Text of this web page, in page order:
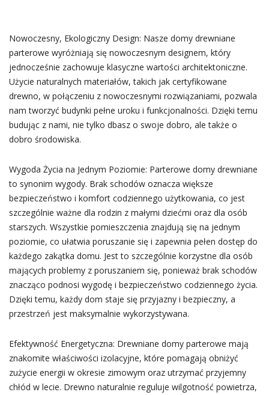
Nowoczesny, Ekologiczny Design: Nasze domy drewniane
parterowe wyróżniają się nowoczesnym designem, który
jednocześnie zachowuje klasyczne wartości architektoniczne.
Użycie naturalnych materiałów, takich jak certyfikowane
drewno, w połączeniu z nowoczesnymi rozwiązaniami, pozwala
nam tworzyć budynki pełne uroku i funkcjonalności. Dzięki temu
budując z nami, nie tylko dbasz o swoje dobro, ale także o
dobro środowiska.
Wygoda Życia na Jednym Poziomie: Parterowe domy drewniane
to synonim wygody. Brak schodów oznacza większe
bezpieczeństwo i komfort codziennego użytkowania, co jest
szczególnie ważne dla rodzin z małymi dziećmi oraz dla osób
starszych. Wszystkie pomieszczenia znajdują się na jednym
poziomie, co ułatwia poruszanie się i zapewnia pełen dostęp do
każdego zakątka domu. Jest to szczególnie korzystne dla osób
mających problemy z poruszaniem się, ponieważ brak schodów
znacząco podnosi wygodę i bezpieczeństwo codziennego życia.
Dzięki temu, każdy dom staje się przyjazny i bezpieczny, a
przestrzeń jest maksymalnie wykorzystywana.
Efektywność Energetyczna: Drewniane domy parterowe mają
znakomite właściwości izolacyjne, które pomagają obniżyć
zużycie energii w okresie zimowym oraz utrzymać przyjemny
chłód w lecie. Drewno naturalnie reguluje wilgotność powietrza,